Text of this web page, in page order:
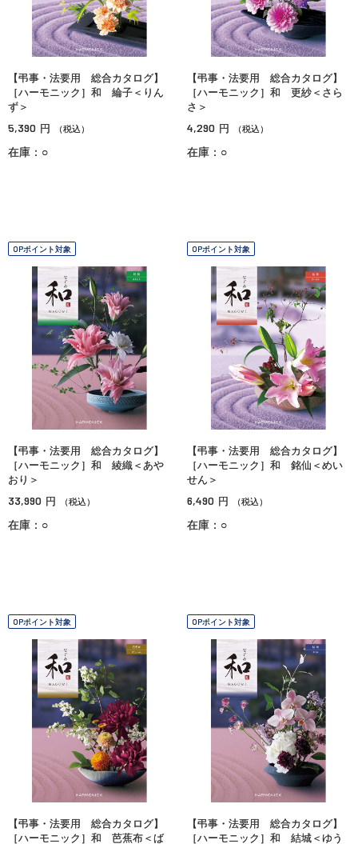
【弔事・法要用 総合カタログ】
［ハーモニック］和 綸子＜りん
ず＞
5,390 円 （税込）
在庫：○
【弔事・法要用 総合カタログ】
［ハーモニック］和 更紗＜さら
さ＞
4,290 円 （税込）
在庫：○
OPポイント対象
【弔事・法要用 総合カタログ】
［ハーモニック］和 綾織＜あや
おり＞
33,990 円 （税込）
在庫：○
OPポイント対象
【弔事・法要用 総合カタログ】
［ハーモニック］和 銘仙＜めい
せん＞
6,490 円 （税込）
在庫：○
OPポイント対象
【弔事・法要用 総合カタログ】
［ハーモニック］和 芭蕉布＜ば
OPポイント対象
【弔事・法要用 総合カタログ】
［ハーモニック］和 結城＜ゆう